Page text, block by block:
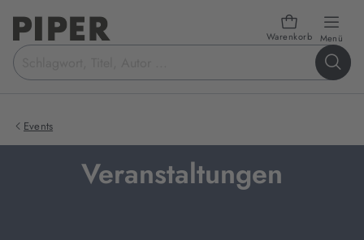
Warenkorb Menü
Suchbegriff
eingeben
Events
Veranstaltungen